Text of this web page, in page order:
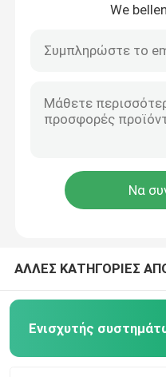
We
ΑΛΛΕΣ ΚΑΤΗΓΟΡΙΕΣ
Ενισχυτής